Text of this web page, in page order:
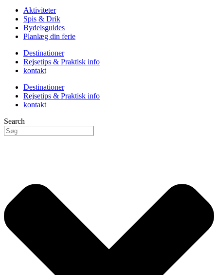
Aktiviteter
Spis & Drik
Bydelsguides
Planlæg din ferie
Destinationer
Rejsetips & Praktisk info
kontakt
Destinationer
Rejsetips & Praktisk info
kontakt
Search